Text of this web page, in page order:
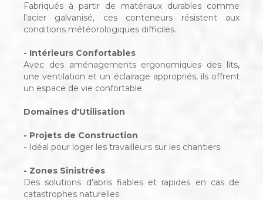
Fabriqués à partir de matériaux durables comme
l'acier galvanisé, ces conteneurs résistent aux
conditions météorologiques difficiles.
- Intérieurs Confortables
Avec des aménagements ergonomiques des lits,
une ventilation et un éclairage appropriés, ils offrent
un espace de vie confortable.
Domaines d'Utilisation
- Projets de Construction
- Idéal pour loger les travailleurs sur les chantiers.
- Zones Sinistrées
Des solutions d'abris fiables et rapides en cas de
catastrophes naturelles.